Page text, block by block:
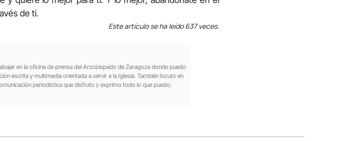
de ti.
Este artículo se ha leído 637 veces.
en la oficina de prensa del Arzobispado de Zaragoza donde puedo
escrita y multimedia orientada a servir a la Iglesia. También locuto en
periodística que disfruto y exprimo todo lo que puedo.